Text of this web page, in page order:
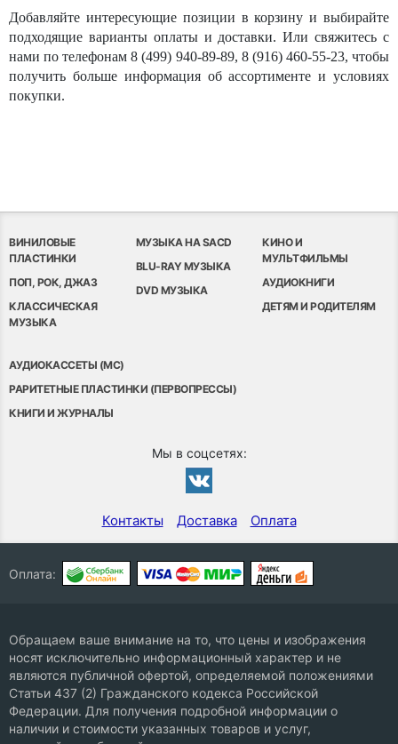
Добавляйте интересующие позиции в корзину и выбирайте
подходящие варианты оплаты и доставки. Или свяжитесь с
нами по телефонам 8 (499) 940-89-89, 8 (916) 460-55-23, чтобы
получить больше информация об ассортименте и условиях
покупки.
ВИНИЛОВЫЕ
ПЛАСТИНКИ
ПОП, РОК, ДЖАЗ
КЛАССИЧЕСКАЯ
МУЗЫКА
МУЗЫКА НА SACD
BLU-RAY МУЗЫКА
DVD МУЗЫКА
КИНО И
МУЛЬТФИЛЬМЫ
АУДИОКНИГИ
ДЕТЯМ И РОДИТЕЛЯМ
АУДИОКАССЕТЫ (MC)
РАРИТЕТНЫЕ ПЛАСТИНКИ (ПЕРВОПРЕССЫ)
КНИГИ И ЖУРНАЛЫ
Мы в соцсетях:
Контакты Доставка Оплата
Оплата:
Обращаем ваше внимание на то, что цены и изображения
носят исключительно информационный характер и не
являются публичной офертой, определяемой положениями
Статьи 437 (2) Гражданского кодекса Российской
Федерации. Для получения подробной информации о
наличии и стоимости указанных товаров и услуг,